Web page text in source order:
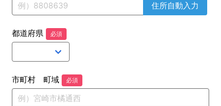
住所自動入力
都道府県 必須
市町村 町域 必須